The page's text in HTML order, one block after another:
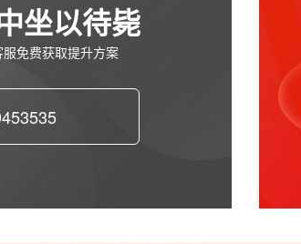
坐以待毙
免费获取提升方案